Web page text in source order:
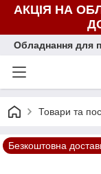
АКЦІЯ НА
Обладнання для
Товари та
Безкоштовна